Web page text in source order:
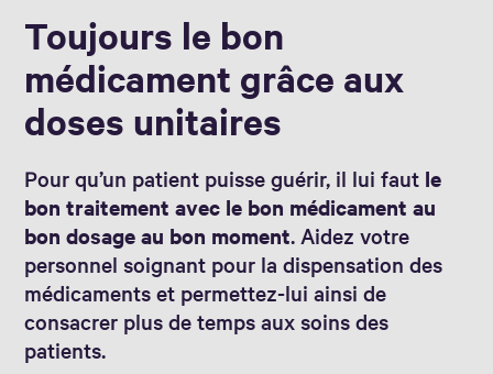
Toujours le bon
médicament grâce aux
doses unitaires
Pour qu’un patient puisse guérir, il lui faut le
bon traitement avec le bon médicament au
bon dosage au bon moment. Aidez votre
personnel soignant pour la dispensation des
médicaments et permettez-lui ainsi de
consacrer plus de temps aux soins des
patients.